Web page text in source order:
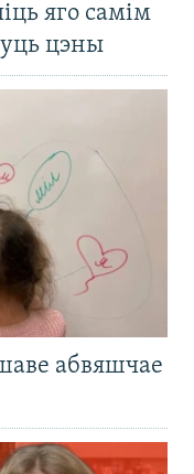
яго самім
цэны
абвяшчае